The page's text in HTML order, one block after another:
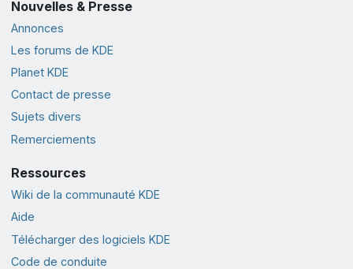
Nouvelles & Presse
Annonces
Les forums de KDE
Planet KDE
Contact de presse
Sujets divers
Remerciements
Ressources
Wiki de la communauté KDE
Aide
Télécharger des logiciels KDE
Code de conduite